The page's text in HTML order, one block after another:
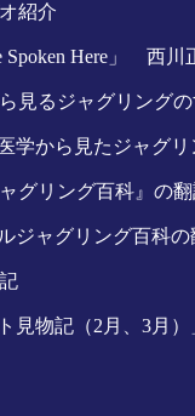
紹介
Spoken Here」 西川
見るジャグリング
医学から見たジャグ
グリング百科』の
ルジャグリング百科
ト見物記（2月、3月